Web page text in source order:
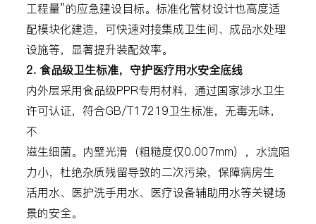
工程量”的应急建设目标。标准化管材设计也高度适
配模块化建造，可快速对接集成卫生间、成品水处理
设施等，显著提升装配效率。
2. 食品级卫生标准，守护医疗用水安全底线
内外层采用食品级PPR专用材料，通过国家涉水卫生
许可认证，符合GB/T17219卫生标准，无毒无味，
不
滋生细菌。内壁光滑（粗糙度仅0.007mm），水流阻
力小，杜绝杂质残留导致的二次污染，保障病房生
活用水、医护洗手用水、医疗设备辅助用水等关键场
景的安全。